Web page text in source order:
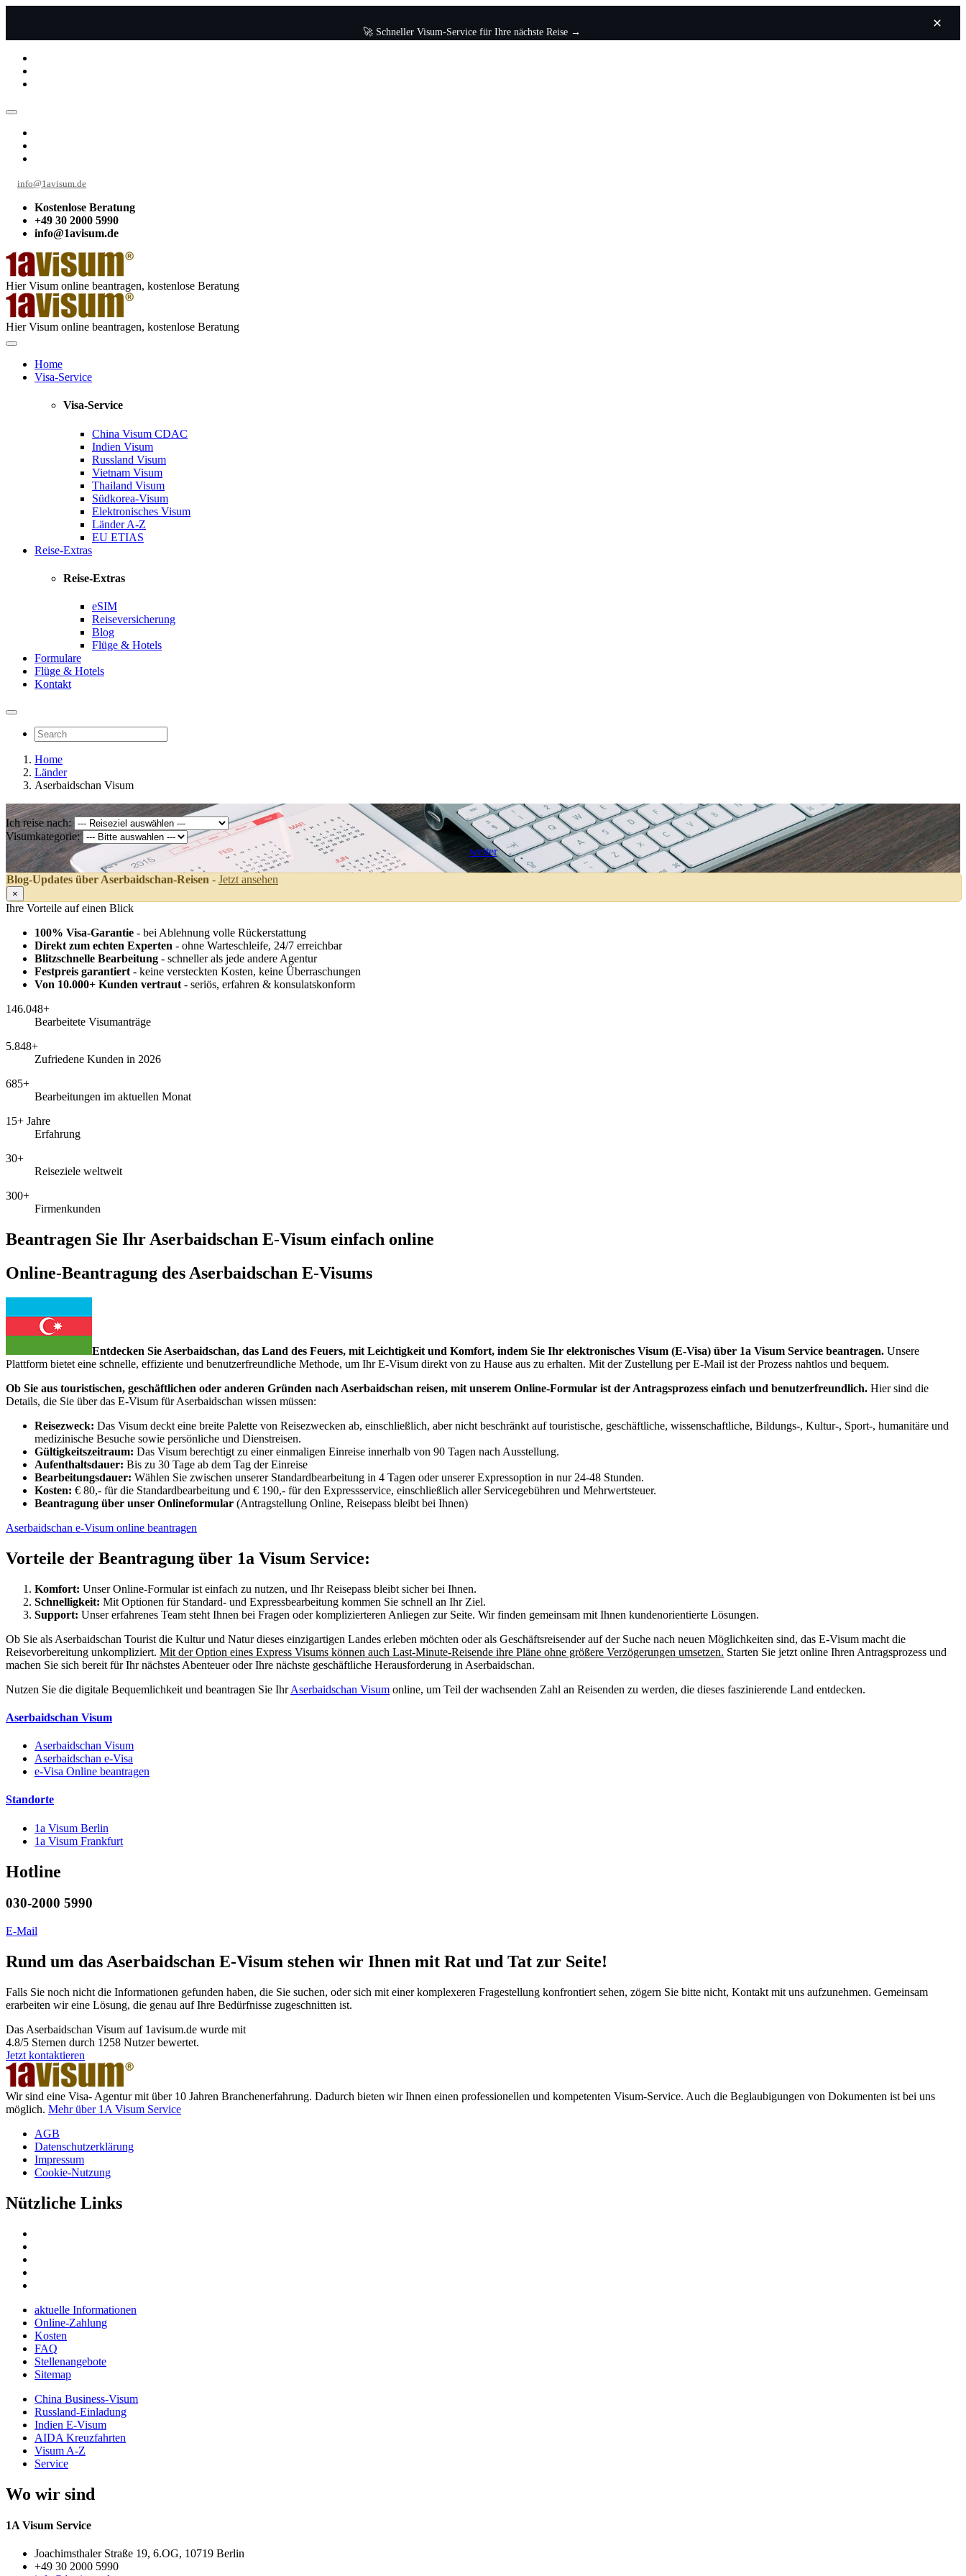
🚀 Schneller Visum-Service für Ihre nächste Reise →
info@1avisum.de
Kostenlose Beratung
+49 30 2000 5990
info@1avisum.de
Hier Visum online beantragen, kostenlose Beratung
Hier Visum online beantragen, kostenlose Beratung
Home
Visa-Service
Visa-Service
China Visum CDAC
Indien Visum
Russland Visum
Vietnam Visum
Thailand Visum
Südkorea-Visum
Elektronisches Visum
Länder A-Z
EU ETIAS
Reise-Extras
Reise-Extras
eSIM
Reiseversicherung
Blog
Flüge & Hotels
Formulare
Flüge & Hotels
Kontakt
Home
Länder
Aserbaidschan Visum
Ich reise nach:
Visumkategorie:
weiter
Blog-Updates über Aserbaidschan-Reisen - Jetzt ansehen
×
Ihre Vorteile auf einen Blick
100% Visa-Garantie - bei Ablehnung volle Rückerstattung
Direkt zum echten Experten - ohne Warteschleife, 24/7 erreichbar
Blitzschnelle Bearbeitung - schneller als jede andere Agentur
Festpreis garantiert - keine versteckten Kosten, keine Überraschungen
Von 10.000+ Kunden vertraut - seriös, erfahren & konsulatskonform
146.048+
Bearbeitete Visumanträge
5.848+
Zufriedene Kunden in 2026
685+
Bearbeitungen im aktuellen Monat
15+ Jahre
Erfahrung
30+
Reiseziele weltweit
300+
Firmenkunden
Beantragen Sie Ihr Aserbaidschan E-Visum einfach online
Online-Beantragung des Aserbaidschan E-Visums
Entdecken Sie Aserbaidschan, das Land des Feuers, mit Leichtigkeit und Komfort, indem Sie Ihr elektronisches Visum (E-Visa) über 1a Visum Service beantragen. Unsere
Plattform bietet eine schnelle, effiziente und benutzerfreundliche Methode, um Ihr E-Visum direkt von zu Hause aus zu erhalten. Mit der Zustellung per E-Mail ist der Prozess nahtlos und bequem.
Ob Sie aus touristischen, geschäftlichen oder anderen Gründen nach Aserbaidschan reisen, mit unserem Online-Formular ist der Antragsprozess einfach und benutzerfreundlich. Hier sind die
Details, die Sie über das E-Visum für Aserbaidschan wissen müssen:
Reisezweck: Das Visum deckt eine breite Palette von Reisezwecken ab, einschließlich, aber nicht beschränkt auf touristische, geschäftliche, wissenschaftliche, Bildungs-, Kultur-, Sport-, humanitäre und
medizinische Besuche sowie persönliche und Dienstreisen.
Gültigkeitszeitraum: Das Visum berechtigt zu einer einmaligen Einreise innerhalb von 90 Tagen nach Ausstellung.
Aufenthaltsdauer: Bis zu 30 Tage ab dem Tag der Einreise
Bearbeitungsdauer: Wählen Sie zwischen unserer Standardbearbeitung in 4 Tagen oder unserer Expressoption in nur 24-48 Stunden.
Kosten: € 80,- für die Standardbearbeitung und € 190,- für den Expressservice, einschließlich aller Servicegebühren und Mehrwertsteuer.
Beantragung über unser Onlineformular (Antragstellung Online, Reisepass bleibt bei Ihnen)
Aserbaidschan e-Visum online beantragen
Vorteile der Beantragung über 1a Visum Service:
Komfort: Unser Online-Formular ist einfach zu nutzen, und Ihr Reisepass bleibt sicher bei Ihnen.
Schnelligkeit: Mit Optionen für Standard- und Expressbearbeitung kommen Sie schnell an Ihr Ziel.
Support: Unser erfahrenes Team steht Ihnen bei Fragen oder komplizierteren Anliegen zur Seite. Wir finden gemeinsam mit Ihnen kundenorientierte Lösungen.
Ob Sie als Aserbaidschan Tourist die Kultur und Natur dieses einzigartigen Landes erleben möchten oder als Geschäftsreisender auf der Suche nach neuen Möglichkeiten sind, das E-Visum macht die
Reisevorbereitung unkompliziert. Mit der Option eines Express Visums können auch Last-Minute-Reisende ihre Pläne ohne größere Verzögerungen umsetzen. Starten Sie jetzt online Ihren Antragsprozess und
machen Sie sich bereit für Ihr nächstes Abenteuer oder Ihre nächste geschäftliche Herausforderung in Aserbaidschan.
Nutzen Sie die digitale Bequemlichkeit und beantragen Sie IhrAserbaidschan Visum online, um Teil der wachsenden Zahl an Reisenden zu werden, die dieses faszinierende Land entdecken.
Aserbaidschan Visum
Aserbaidschan Visum
Aserbaidschan e-Visa
e-Visa Online beantragen
Standorte
1a Visum Berlin
1a Visum Frankfurt
Hotline
030-2000 5990
E-Mail
Rund um das Aserbaidschan E-Visum stehen wir Ihnen mit Rat und Tat zur Seite!
Falls Sie noch nicht die Informationen gefunden haben, die Sie suchen, oder sich mit einer komplexeren Fragestellung konfrontiert sehen, zögern Sie bitte nicht, Kontakt mit uns aufzunehmen. Gemeinsam
erarbeiten wir eine Lösung, die genau auf Ihre Bedürfnisse zugeschnitten ist.
Das Aserbaidschan Visum auf 1avisum.de wurde mit
4.8/5 Sternen durch 1258 Nutzer bewertet.
Jetzt kontaktieren
Wir sind eine Visa- Agentur mit über 10 Jahren Branchenerfahrung. Dadurch bieten wir Ihnen einen professionellen und kompetenten Visum-Service. Auch die Beglaubigungen von Dokumenten ist bei uns
möglich. Mehr über 1A Visum Service
AGB
Datenschutzerklärung
Impressum
Cookie-Nutzung
Nützliche Links
aktuelle Informationen
Online-Zahlung
Kosten
FAQ
Stellenangebote
Sitemap
China Business-Visum
Russland-Einladung
Indien E-Visum
AIDA Kreuzfahrten
Visum A-Z
Service
Wo wir sind
1A Visum Service
Joachimsthaler Straße 19, 6.OG, 10719 Berlin
+49 30 2000 5990